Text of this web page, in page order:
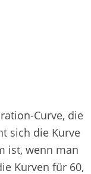
Curve, die
sich die Kurve
ist, wenn man
Kurven für 60,